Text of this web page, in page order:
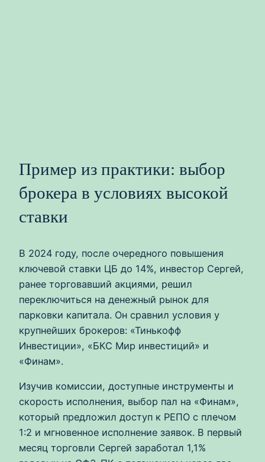
Пример из практики: выбор
брокера в условиях высокой
ставки
В 2024 году, после очередного повышения
ключевой ставки ЦБ до 14%, инвестор Сергей,
ранее торговавший акциями, решил
переключиться на денежный рынок для
парковки капитала. Он сравнил условия у
крупнейших брокеров: «Тинькофф
Инвестиции», «БКС Мир инвестиций» и
«Финам».
Изучив комиссии, доступные инструменты и
скорость исполнения, выбор пал на «Финам»,
который предложил доступ к РЕПО с плечом
1:2 и мгновенное исполнение заявок. В первый
месяц торговли Сергей заработал 1,1%